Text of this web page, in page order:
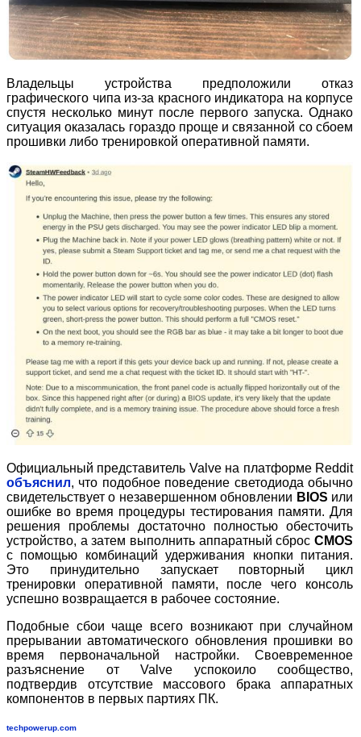
Владельцы устройства предположили отказ
графического чипа из-за красного индикатора на корпусе
спустя несколько минут после первого запуска. Однако
ситуация оказалась гораздо проще и связанной со сбоем
прошивки либо тренировкой оперативной памяти.
Официальный представитель Valve на платформе Reddit
объяснил, что подобное поведение светодиода обычно
свидетельствует о незавершенном обновлении BIOS или
ошибке во время процедуры тестирования памяти. Для
решения проблемы достаточно полностью обесточить
устройство, а затем выполнить аппаратный сбросCMOS
с помощью комбинаций удерживания кнопки питания.
Это принудительно запускает повторный цикл
тренировки оперативной памяти, после чего консоль
успешно возвращается в рабочее состояние.
Подобные сбои чаще всего возникают при случайном
прерывании автоматического обновления прошивки во
время первоначальной настройки. Своевременное
разъяснение от Valve успокоило сообщество,
подтвердив отсутствие массового брака аппаратных
компонентов в первых партиях ПК.
techpowerup.com